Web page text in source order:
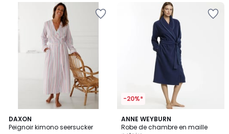
DAXON
Peignoir kimono seersucker
-20%*
ANNE WEYBURN
Robe de chambre en maille
3,4
/ 5
2
Couleurs